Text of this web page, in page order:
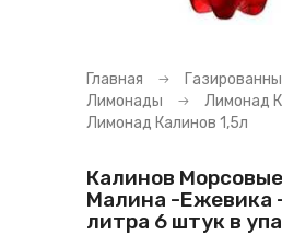
Главная
Лимонады
Лимонад
Лимонад Калинов 1,5л
Калинов
Малина -Ежевика
литра 6 штук в